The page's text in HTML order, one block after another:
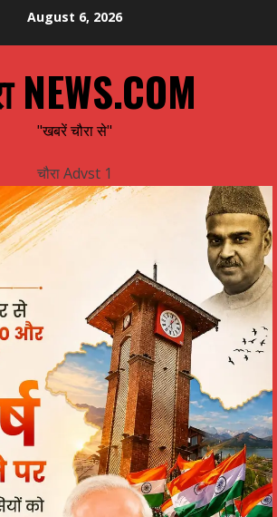
August 6, 2026
NEWS.COM
"खबरें चौरा से"
चौरा Advst 1